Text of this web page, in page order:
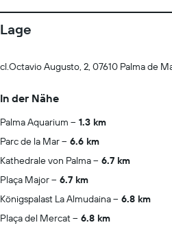
Lage
cl.Octavio Augusto, 2, 07610 Palma de
In der Nähe
Palma Aquarium
1.3 km
Parc de la Mar
6.6 km
Kathedrale von Palma
6.7 km
Plaça Major
6.7 km
Königspalast La Almudaina
6.8 km
Plaça del Mercat
6.8 km